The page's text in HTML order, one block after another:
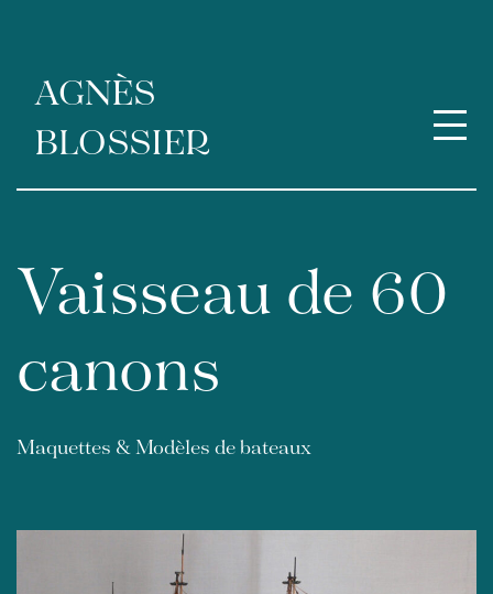
contenu
AGNÈS
BLOSSIER
Vaisseau de 60
canons
Maquettes & Modèles de bateaux